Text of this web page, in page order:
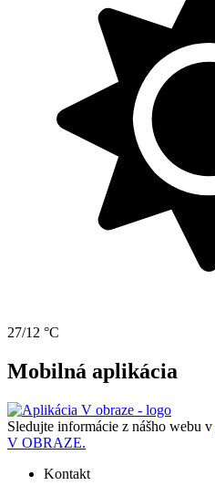
27/12 °C
Mobilná aplikácia
Sledujte informácie z nášho webu v
V OBRAZE.
Kontakt